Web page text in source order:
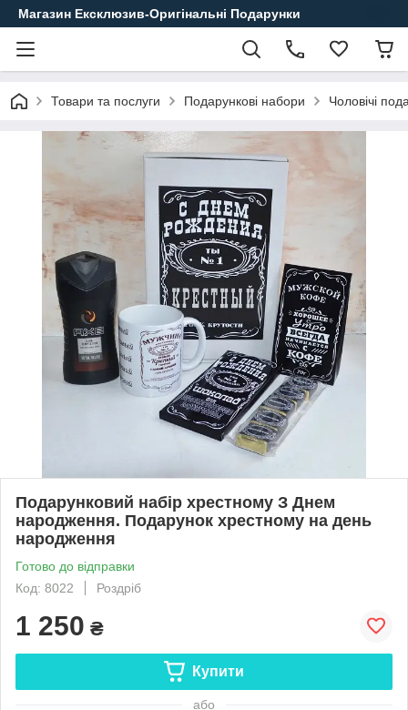
Магазин Ексклюзив-Оригінальні Подарунки
Товари та послуги Подарункові набори Чоловічі
Подарунковий набір хрестному З Днем
народження. Подарунок хрестному на день
народження
Готово до відправки
Код: 8022
Роздріб
1 250 ₴
Купити
або